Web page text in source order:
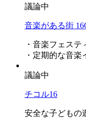
議論中
音楽がある街
・音楽フェス
・定期的な音楽
議論中
チコル16
安全な子どもの